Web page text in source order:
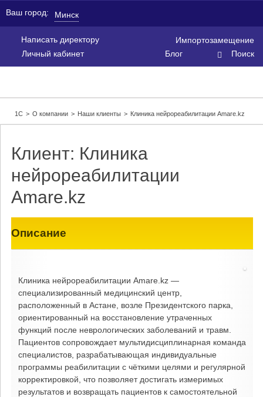
Написать директору
Блог
Импортозамещение
Личный кабинет
Ваш город: Минск
Поиск
1С > О компании > Наши клиенты > Клиника нейрореабилитации Amare.kz
Клиент: Клиника
нейрореабилитации
Amare.kz
Описание
Клиника нейрореабилитации Amare.kz —
специализированный медицинский центр,
расположенный в Астане, возле Президентского парка,
ориентированный на восстановление утраченных
функций после неврологических заболеваний и травм.
Пациентов сопровождает мультидисциплинарная команда
специалистов, разрабатывающая индивидуальные
программы реабилитации с чёткими целями и регулярной
корректировкой, что позволяет достигать измеримых
результатов и возвращать пациентов к самостоятельной